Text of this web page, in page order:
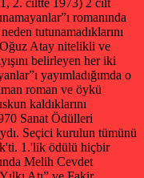
romanında
tutunamadıklarını
Oğuz Atay nitelikli ve
belirleyen her iki
yayımladığımda o
roman ve öykü
kaldıklarını
Sanat Ödülleri
Seçici kurulun tümünü
1.'lik ödülü hiçbir
Melih Cevdet